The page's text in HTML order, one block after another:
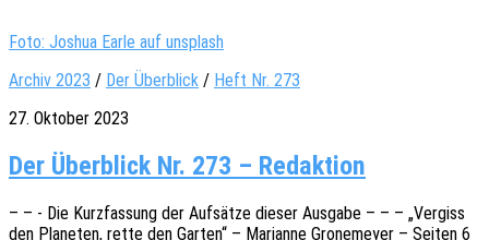
Foto: Joshua Earle auf unsplash
Archiv 2023 / Der Überblick / Heft Nr. 273
27. Oktober 2023
Der Überblick Nr. 273 – Redaktion
– – - Die Kurz­fas­sung der Aufsät­ze dieser Ausga­be – – – „Vergiss
den Plane­ten, rette den Garten“ – Mari­an­ne Grone­mey­er – Seiten 6